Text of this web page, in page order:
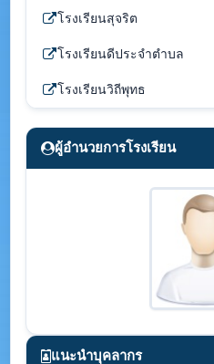
โรงเรียนสุจริต
โรงเรียนดีประจำตำบล
โรงเรียนวิถีพุทธ
ผู้อำนวยการโรงเรียน
แนะนำบุคลากร